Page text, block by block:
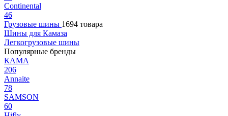
Continental
46
Грузовые шины 1694 товара
Шины для Камаза
Легкогрузовые шины
Популярные бренды
КАМА
206
Annaite
78
SAMSON
60